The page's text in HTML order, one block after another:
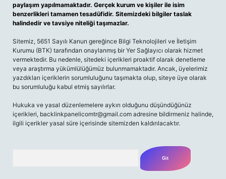
paylaşım yapılmamaktadır. Gerçek kurum ve kişiler ile isim
benzerlikleri tamamen tesadüfidir. Sitemizdeki bilgiler taslak
halindedir ve tavsiye niteliği taşımazlar.
Sitemiz, 5651 Sayılı Kanun gereğince Bilgi Teknolojileri ve İletişim
Kurumu (BTK) tarafından onaylanmış bir Yer Sağlayıcı olarak hizmet
vermektedir. Bu nedenle, sitedeki içerikleri proaktif olarak denetleme
veya araştırma yükümlülüğümüz bulunmamaktadır. Ancak, üyelerimiz
yazdıkları içeriklerin sorumluluğunu taşımakta olup, siteye üye olarak
bu sorumluluğu kabul etmiş sayılırlar.
Hukuka ve yasal düzenlemelere aykırı olduğunu düşündüğünüz
içerikleri, backlinkpanelicomtr@gmail.com adresine bildirmeniz halinde,
ilgili içerikler yasal süre içerisinde sitemizden kaldırılacaktır.